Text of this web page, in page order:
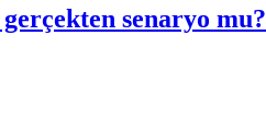
senaryo mu?